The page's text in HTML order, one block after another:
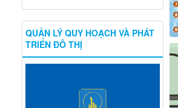
QUẢN LÝ QUY HOẠCH VÀ PHÁT
TRIỂN ĐÔ THỊ